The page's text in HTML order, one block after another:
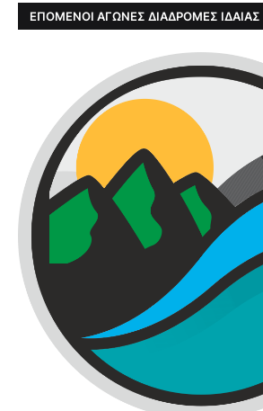
ΕΠΟΜΕΝΟΙ ΑΓΩΝΕΣ ΔΙΑΔΡΟΜΕΣ ΙΔΑΙΑΣ